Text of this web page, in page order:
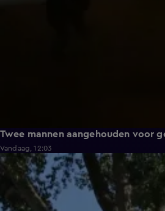
Twee mannen aangehouden voor
Vandaag, 12:03
0:51